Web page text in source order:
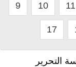
9 10 11
17
التحرير